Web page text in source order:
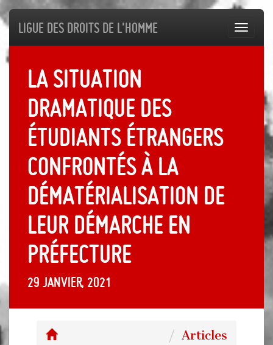
Ligue des droits de l'Homme
La situation
dramatique des
étudiants étrangers
confrontés à la
dématérialisation de
leur démarche en
préfecture
29 janvier, 2021
Articles